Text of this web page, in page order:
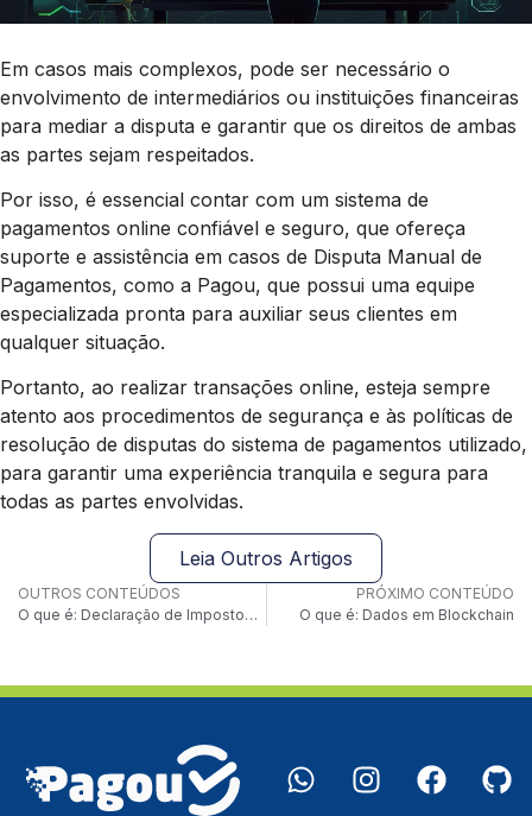
Em casos mais complexos, pode ser necessário o
envolvimento de intermediários ou instituições financeiras
para mediar a disputa e garantir que os direitos de ambas
as partes sejam respeitados.
Por isso, é essencial contar com um sistema de
pagamentos online confiável e seguro, que ofereça
suporte e assistência em casos de Disputa Manual de
Pagamentos, como a Pagou, que possui uma equipe
especializada pronta para auxiliar seus clientes em
qualquer situação.
Portanto, ao realizar transações online, esteja sempre
atento aos procedimentos de segurança e às políticas de
resolução de disputas do sistema de pagamentos utilizado,
para garantir uma experiência tranquila e segura para
todas as partes envolvidas.
Leia Outros Artigos
OUTROS CONTEÚDOS
O que é: Declaração de Impostos sobre Transações
PRÓXIMO CONTEÚDO
O que é: Dados em Blockchain